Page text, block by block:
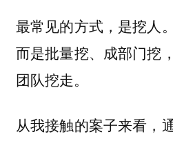
最常见的方式，是挖人。
而是批量挖、成部门挖
团队挖走。
从我接触的案子来看，